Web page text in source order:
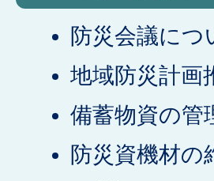
防災会議につ
地域防災計画
備蓄物資の管
防災資機材